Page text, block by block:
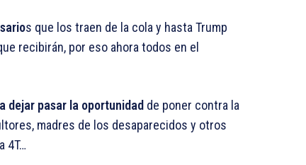
s que los traen de la cola y hasta Trump
recibirán, por eso ahora todos en el
dejar pasar la oportunidad de poner contra la
madres de los desaparecidos y otros
4T…